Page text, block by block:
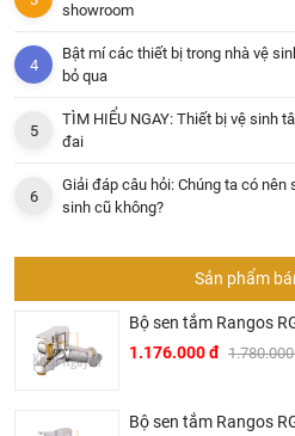
showroom
Bật mí các thiết bị trong nhà vệ
bỏ qua
TÌM HIỂU NGAY: Thiết bị vệ sinh
đai
Giải đáp câu hỏi: Chúng ta có
sinh cũ không?
Sản phẩm
Bộ sen tắm Rangos
1.176.000 đ
Bộ sen tắm Rangos